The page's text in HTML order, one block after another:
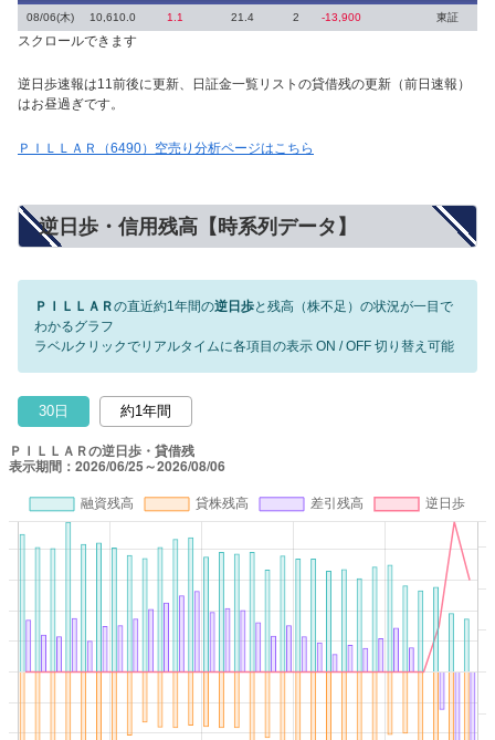
08/06(木)
10,610.0 1.1 21.4 2 -13,900 東証
スクロールできます
逆日歩速報は11前後に更新、日証金一覧リストの貸借残の更新（前日速報）
はお昼過ぎです。
ＰＩＬＬＡＲ（6490）空売り分析ページはこちら
逆日歩・信用残高【時系列データ】
ＰＩＬＬＡＲの直近約1年間の逆日歩と残高（株不足）の状況が一目で
わかるグラフ
ラベルクリックでリアルタイムに各項目の表示 ON / OFF 切り替え可能
30日 約1年間